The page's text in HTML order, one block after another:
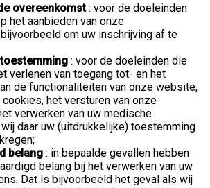
overeenkomst: voor de doeleinden
het aanbieden van onze
om uw inschrijving af te
: voor de doeleinden die
verlenen van toegang tot- en het
de functionaliteiten van onze website,
het versturen van onze
verwerken van uw medische
daar uw (uitdrukkelijke) toestemming
belang : in bepaalde gevallen hebben
belang bij het verwerken van uw
Dat is bijvoorbeeld het geval als wij